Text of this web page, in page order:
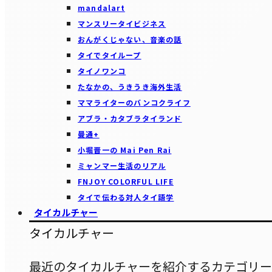
mandalart
マンスリータイビジネス
おんがくじゃない、音楽の話
タイでタイループ
タイノワンコ
たなかの、うきうき海外生活
ママライターのバンコクライフ
アブラ・カタブラタイランド
曼通+
小堀晋一の Mai Pen Rai
ミャンマー生活のリアル
FNJOY COLORFUL LIFE
タイで伝わる対人タイ語学
タイカルチャー
タイカルチャー
最近のタイカルチャーを紹介するカテゴリ